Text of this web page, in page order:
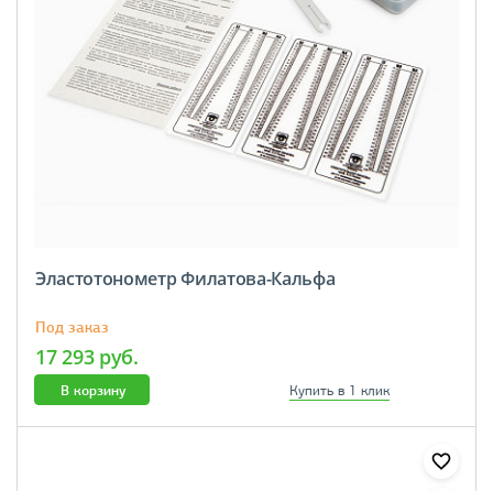
Эластотонометр Филатова-Кальфа
Под заказ
17 293 руб.
В корзину Купить в 1 клик